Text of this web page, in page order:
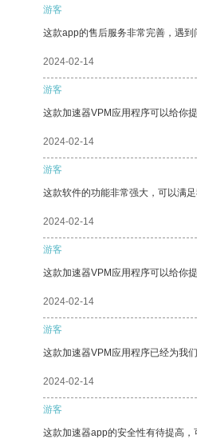
游客
这款app的售后服务非常完善，遇到
2024-02-14
游客
这款加速器VPM应用程序可以给你
2024-02-14
游客
这款软件的功能非常强大，可以满足
2024-02-14
游客
这款加速器VPM应用程序可以给你
2024-02-14
游客
这款加速器VPM应用程序已经为我
2024-02-14
游客
这款加速器app的安全性有待提高，